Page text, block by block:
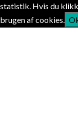
statistik. Hvis du
brugen af cookies.